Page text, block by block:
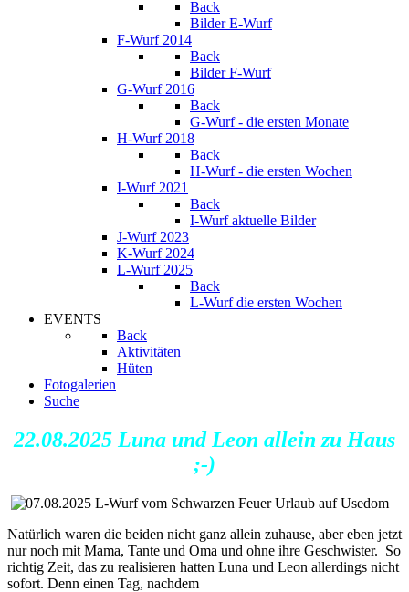
Back
Bilder E-Wurf
F-Wurf 2014
Back
Bilder F-Wurf
G-Wurf 2016
Back
G-Wurf - die ersten Monate
H-Wurf 2018
Back
H-Wurf - die ersten Wochen
I-Wurf 2021
Back
I-Wurf aktuelle Bilder
J-Wurf 2023
K-Wurf 2024
L-Wurf 2025
Back
L-Wurf die ersten Wochen
EVENTS
Back
Aktivitäten
Hüten
Fotogalerien
Suche
22.08.2025 Luna und Leon allein zu Haus
;-)
Natürlich waren die beiden nicht ganz allein zuhause, aber eben jetzt
nur noch mit Mama, Tante und Oma und ohne ihre Geschwister. So
richtig Zeit, das zu realisieren hatten Luna und Leon allerdings nicht
sofort. Denn einen Tag, nachdem